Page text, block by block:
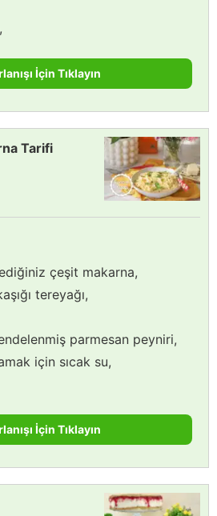
İçin Tıklayın
Tarifi
çeşit makarna,
tereyağı,
parmesan peyniri,
için sıcak su,
İçin Tıklayın